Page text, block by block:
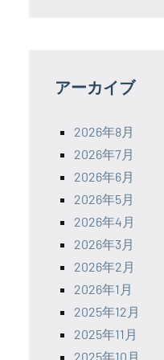
アーカイブ
2026年8月
2026年7月
2026年6月
2026年5月
2026年4月
2026年3月
2026年2月
2026年1月
2025年12月
2025年11月
2025年10月